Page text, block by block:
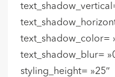
text_shadow_color=
text_shadow_blur=
styling_height= »25″